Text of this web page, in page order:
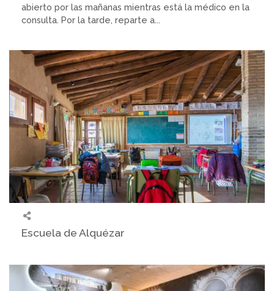
abierto por las mañanas mientras está la médico en la
consulta. Por la tarde, reparte a...
Escuela de Alquézar